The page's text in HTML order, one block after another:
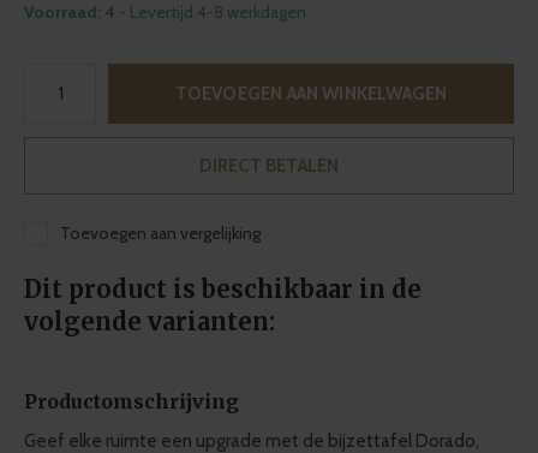
Voorraad: 4 - Levertijd 4-8 werkdagen
TOEVOEGEN AAN WINKELWAGEN
DIRECT BETALEN
Toevoegen aan vergelijking
Dit product is beschikbaar in de
volgende varianten:
Productomschrijving
Geef elke ruimte een upgrade met de bijzettafel Dorado,